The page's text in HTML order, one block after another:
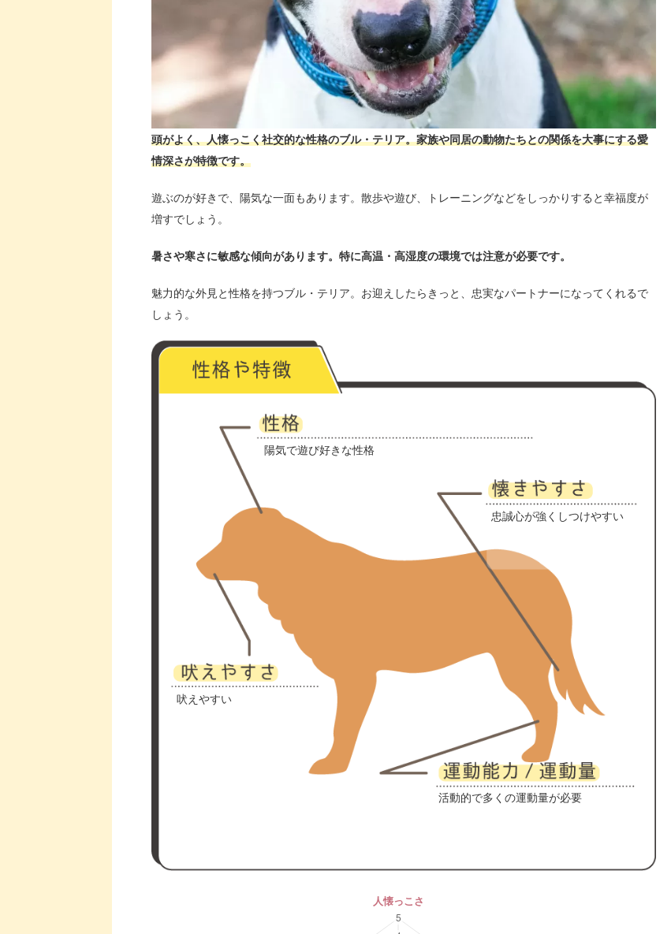
頭がよく、人懐っこく社交的な性格のブル・テリア。家族や同居の動物たちとの関係を大事にする愛
情深さが特徴です。
遊ぶのが好きで、陽気な一面もあります。散歩や遊び、トレーニングなどをしっかりすると幸福度が
増すでしょう。
暑さや寒さに敏感な傾向があります。特に高温・高湿度の環境では注意が必要です。
魅力的な外見と性格を持つブル・テリア。お迎えしたらきっと、忠実なパートナーになってくれるで
しょう。
陽気で遊び好きな性格
忠誠心が強くしつけやすい
吠えやすい
活動的で多くの運動量が必要